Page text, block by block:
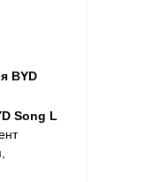
BYD
Song L